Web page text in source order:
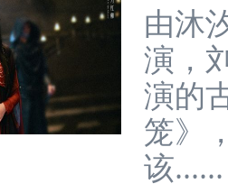
由沐
演，
演的
笼》
该......